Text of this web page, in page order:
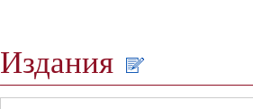
Издания